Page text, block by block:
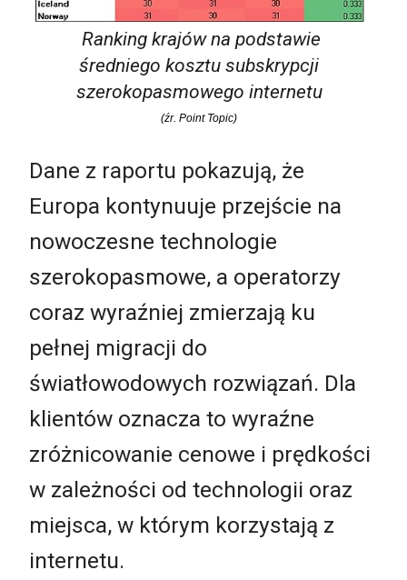
Ranking krajów na podstawie
średniego kosztu subskrypcji
szerokopasmowego internetu
(źr. Point Topic)
Dane z raportu pokazują, że
Europa kontynuuje przejście na
nowoczesne technologie
szerokopasmowe, a operatorzy
coraz wyraźniej zmierzają ku
pełnej migracji do
światłowodowych rozwiązań. Dla
klientów oznacza to wyraźne
zróżnicowanie cenowe i prędkości
w zależności od technologii oraz
miejsca, w którym korzystają z
internetu.